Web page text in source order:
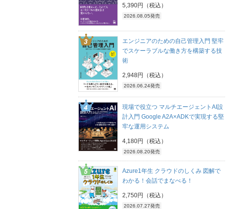
5,390円（税込）
2026.08.05発売
エンジニアのための自己管理入門 堅牢
でスケーラブルな働き方を構築する技
術
2,948円（税込）
2026.06.24発売
現場で役立つ マルチエージェントAI設
計入門 Google A2A×ADKで実現する堅
牢な運用システム
4,180円（税込）
2026.08.20発売
Azure1年生 クラウドのしくみ 図解で
わかる！会話でまなべる！
2,750円（税込）
2026.07.27発売